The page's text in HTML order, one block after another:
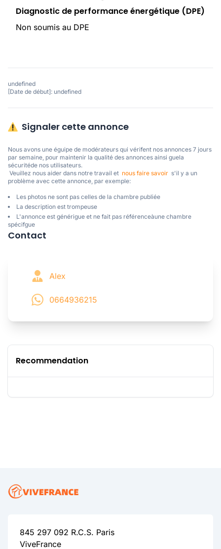
Diagnostic de performance énergétique (DPE)
Non soumis au DPE
undefined
[Date de début]: undefined
Signaler cette annonce
Nous avons une éguipe de modérateurs qui vérifent nos annonces 7 jours
par semaine, pour maintenir la qualité des annonces ainsi guela
sécuritéde nos utilisateurs.
Veuillez nous aider dans notre travail et nous faire savoir
  s'il y a un
problème avec cette annonce, par exemple:
Les photos ne sont pas celles de la chambre publiée
La description est trompeuse
L'annonce est générigue et ne fait pas référenceàune chambre
spécifgue
Contact
Alex
0664936215
Recommendation
845 297 092 R.C.S. Paris
ViveFrance